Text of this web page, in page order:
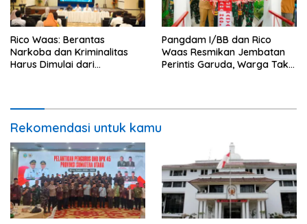
Rico Waas: Berantas
Narkoba dan Kriminalitas
Harus Dimulai dari
Pangdam I/BB dan Rico
Waas Resmikan Jembatan
Perintis Garuda, Warga Tak
Rekomendasi untuk kamu